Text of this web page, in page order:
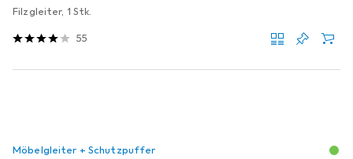
Filzgleiter, 1 Stk.
55
Möbelgleiter + Schutzpuffer